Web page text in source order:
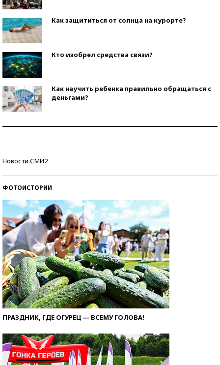
Как защититься от солнца на курорте?
Кто изобрел средства связи?
Как научить ребенка правильно обращаться с
деньгами?
Новости СМИ2
ФОТОИСТОРИИ
ПРАЗДНИК, ГДЕ ОГУРЕЦ — ВСЕМУ ГОЛОВА!